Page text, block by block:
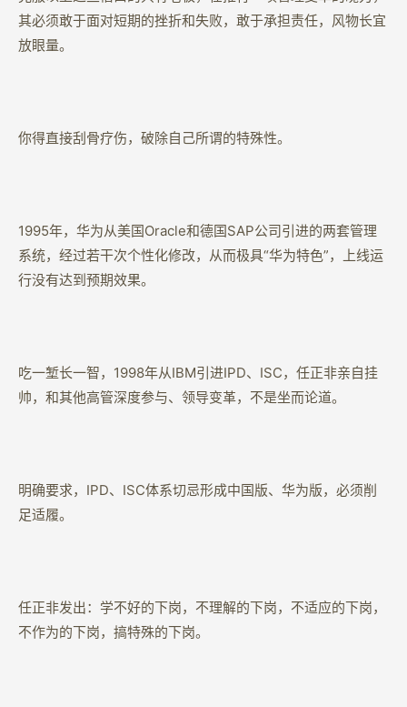
其必须敢于面对短期的挫折和失败，敢于承担责任，风物长宜
放眼量。
你得直接刮骨疗伤，破除自己所谓的特殊性。
1995年，华为从美国Oracle和德国SAP公司引进的两套管理
系统，经过若干次个性化修改，从而极具“华为特色”，上线运
行没有达到预期效果。
吃一堑长一智，1998年从IBM引进IPD、ISC，任正非亲自挂
帅，和其他高管深度参与、领导变革，不是坐而论道。
明确要求，IPD、ISC体系切忌形成中国版、华为版，必须削
足适履。
任正非发出：学不好的下岗，不理解的下岗，不适应的下岗，
不作为的下岗，搞特殊的下岗。